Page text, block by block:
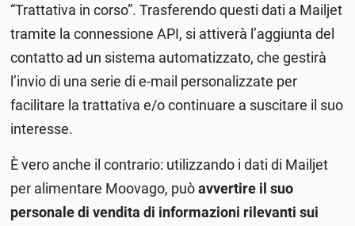
“Trattativa in corso”. Trasferendo questi dati a Mailjet
tramite laconnessione API, si attiverà l’aggiunta del
contatto ad un sistema automatizzato, che gestirà
l’invio di una serie di e-mail personalizzate per
facilitare la trattativa e/o continuare a suscitare il suo
interesse.
È vero anche il contrario: utilizzando i dati di Mailjet
per alimentare Moovago, puòavvertire il suo
personale di vendita di informazioni rilevanti sui